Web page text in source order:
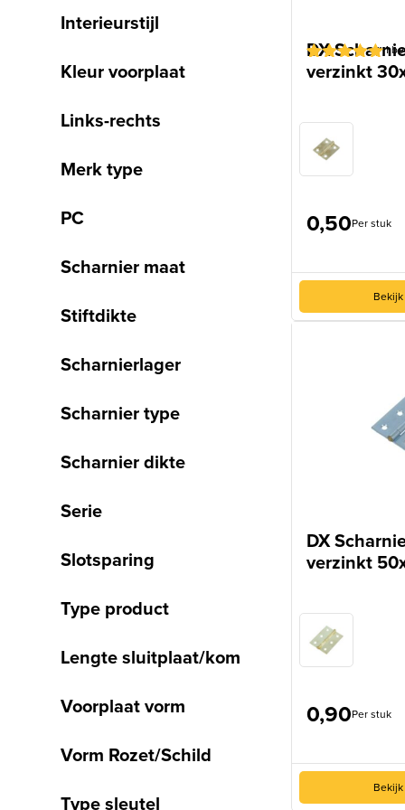
Interieurstijl
Kleur voorplaat
Links-rechts
Merk type
PC
Scharnier maat
Stiftdikte
Scharnierlager
Scharnier type
Scharnier dikte
Serie
Slotsparing
Type product
Lengte sluitplaat/kom
Voorplaat vorm
Vorm Rozet/Schild
Type sleutel
DX
verzinkt
Gewaardeerd
1
klantbeoordeling
1
0,50Per stuk
DX
verzinkt
0,90Per stuk